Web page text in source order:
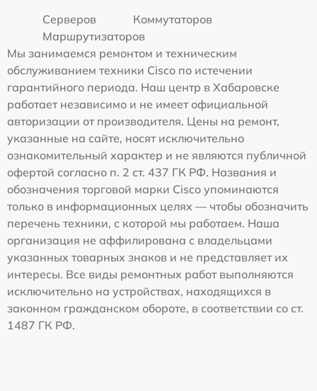
Серверов
Коммутаторов
Маршрутизаторов
Мы занимаемся ремонтом и техническим
обслуживанием техники Cisco по истечении
гарантийного периода. Наш центр в Хабаровске
работает независимо и не имеет официальной
авторизации от производителя. Цены на ремонт,
указанные на сайте, носят исключительно
ознакомительный характер и не являются публичной
офертой согласно п. 2 ст. 437 ГК РФ. Названия и
обозначения торговой марки Cisco упоминаются
только в информационных целях — чтобы обозначить
перечень техники, с которой мы работаем. Наша
организация не аффилирована с владельцами
указанных товарных знаков и не представляет их
интересы. Все виды ремонтных работ выполняются
исключительно на устройствах, находящихся в
законном гражданском обороте, в соответствии со ст.
1487 ГК РФ.